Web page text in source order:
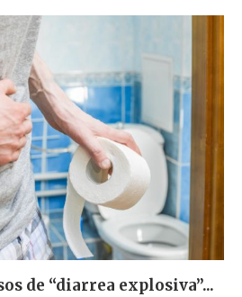
de “diarrea explosiva”...